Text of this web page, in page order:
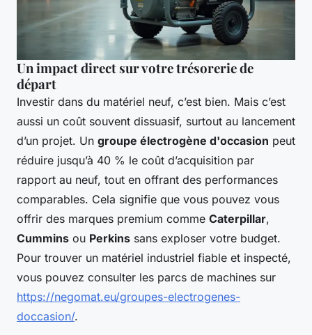
Un impact direct sur votre trésorerie de
départ
Investir dans du matériel neuf, c’est bien. Mais c’est
aussi un coût souvent dissuasif, surtout au lancement
d’un projet. Un groupe électrogène d'occasion peut
réduire jusqu’à 40 % le coût d’acquisition par
rapport au neuf, tout en offrant des performances
comparables. Cela signifie que vous pouvez vous
offrir des marques premium comme Caterpillar,
Cummins ou Perkins sans exploser votre budget.
Pour trouver un matériel industriel fiable et inspecté,
vous pouvez consulter les parcs de machines sur
https://negomat.eu/groupes-electrogenes-
doccasion/.